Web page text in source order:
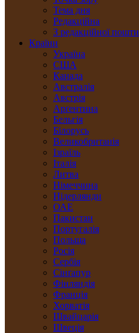
Тема дня
Редакційна
З редакційної пошти
Країни
Україна
США
Канада
Австралія
Австрія
Арґентина
Бельгія
Білорусь
Великобританія
Ізраїль
Італія
Литва
Німеччина
Нідерлянди
ОАЕ
Пакистан
Португалія
Польща
Росія
Сербія
Сінґапур
Фінляндія
Франція
Хорватія
Швайцарія
Швеція